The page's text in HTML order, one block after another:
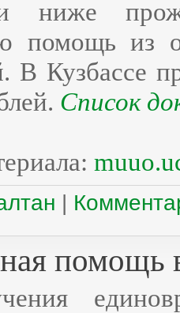
ниже
помощь из
В Кузбассе
Список
|
помощь